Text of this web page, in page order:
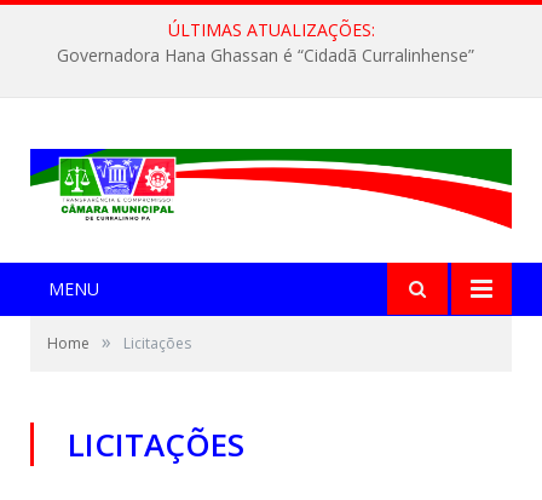
ÚLTIMAS ATUALIZAÇÕES:
Governadora Hana Ghassan é “Cidadã Curralinhense”
MENU
Home » Licitações
LICITAÇÕES